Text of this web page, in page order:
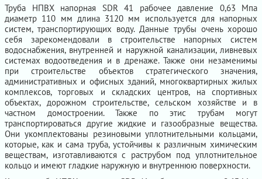
Труба НПВХ напорная SDR 41 рабочее давление 0,63 Мпа
диаметр 110 мм длина 3120 мм используется для напорных
систем, транспортирующих воду. Данные трубы очень хорошо
себя зарекомендовали в строительстве напорных систем
водоснабжения, внутренней и наружной канализации, ливневых
системах водоотведения и в дренаже. Также они незаменимы
при строительстве объектов стратегического значения,
административных и офисных зданий, многоквартирных жилых
комплексов, торговых и складских центров, на спортивных
объектах, дорожном строительстве, сельском хозяйстве и в
частном домостроении. Также по этис трубам могут
транспортироваться другие жидкие и газообразные вещества.
Они укомплектованы резиновыми уплотнительными кольцами,
которые, как и сама труба, устойчивы к различным химическим
веществам, изготавливаются с раструбом под уплотнительное
кольцо и имеют гладкие наружную и внутреннюю поверхности.